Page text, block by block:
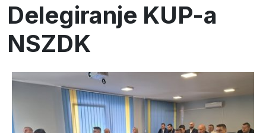
Delegiranje KUP-a
NSZDK